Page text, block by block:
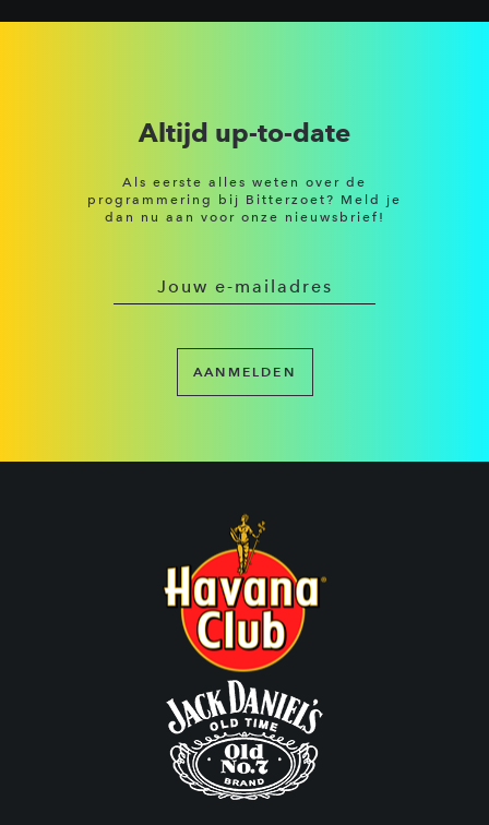
Altijd up-to-date
Als eerste alles weten over de
programmering bij Bitterzoet? Meld je
dan nu aan voor onze nieuwsbrief!
AANMELDEN